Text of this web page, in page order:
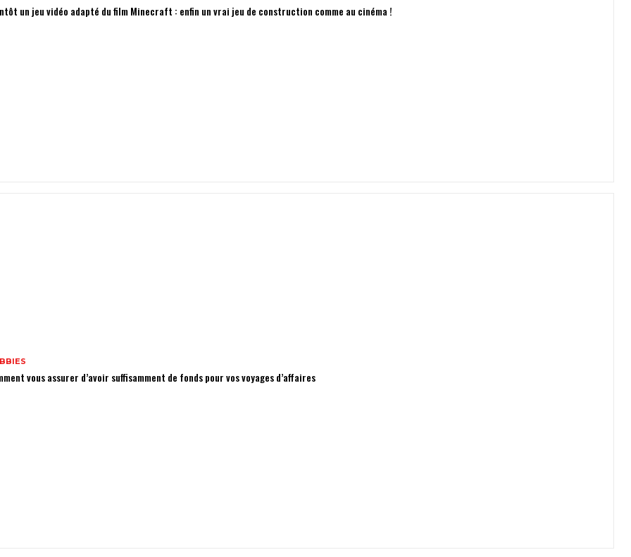
un jeu vidéo adapté du film Minecraft : enfin un vrai jeu de construction comme au cinéma !
vous assurer d’avoir suffisamment de fonds pour vos voyages d’affaires